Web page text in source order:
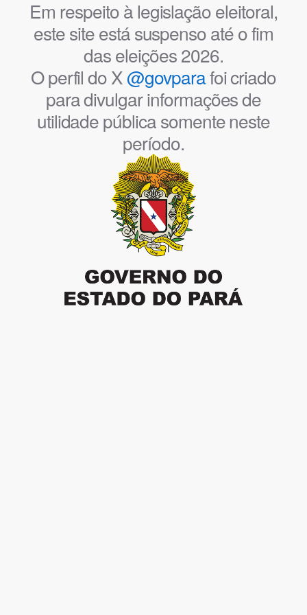
Em respeito à legislação eleitoral,
este site está suspenso até o fim
das eleições 2026.
O perfil do X@govparafoi criado
para divulgar informações de
utilidade pública somente neste
período.